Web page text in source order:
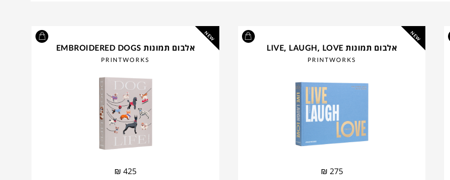
NEW
אלבום תמונות LIVE, LAUGH, LOVE
PRINTWORKS
₪ 275
NEW
אלבום תמונות EMBROIDERED DOGS
PRINTWORKS
₪ 425